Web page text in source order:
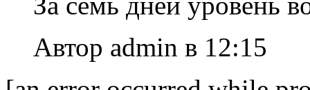
Автор admin в 12:15